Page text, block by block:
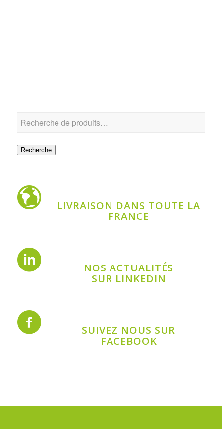
Recherche
LIVRAISON DANS TOUTE LA
FRANCE
NOS ACTUALITÉS
SUR LINKEDIN
SUIVEZ NOUS SUR
FACEBOOK